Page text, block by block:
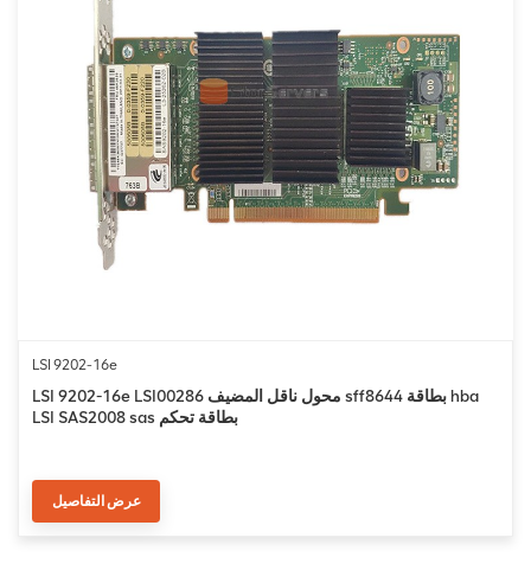
LSI 9202-16e
LSI 9202-16e LSI00286 محول ناقل المضيف sff8644 بطاقة hba
LSI SAS2008 sas بطاقة تحكم
عرض التفاصيل